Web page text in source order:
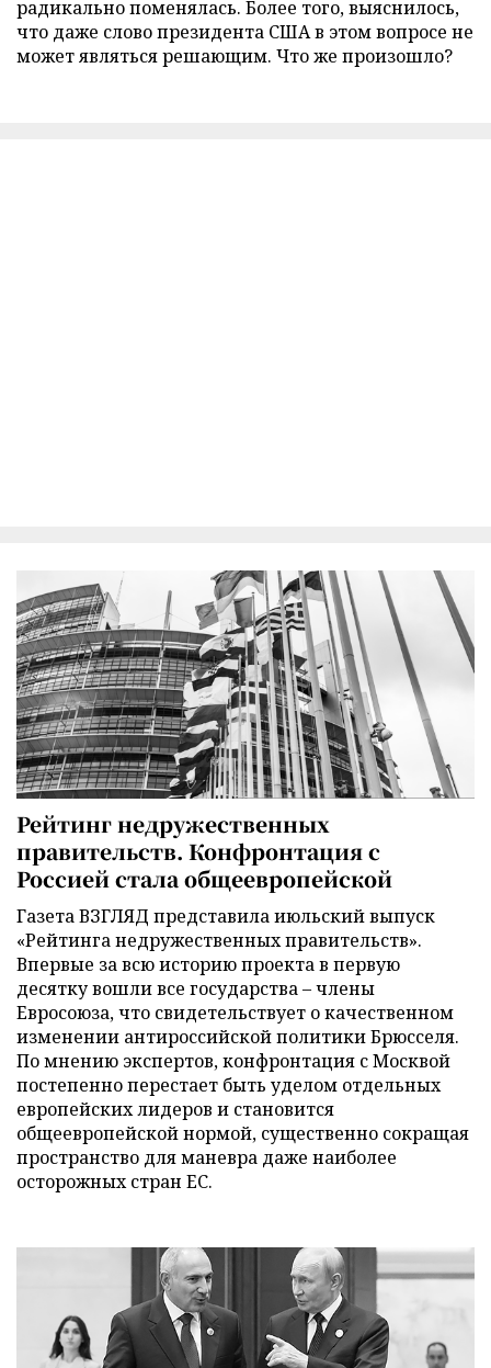
радикально поменялась. Более того, выяснилось,
что даже слово президента США в этом вопросе не
может являться решающим. Что же произошло?
Рейтинг недружественных
правительств. Конфронтация с
Россией стала общеевропейской
Газета ВЗГЛЯД представила июльский выпуск
«Рейтинга недружественных правительств».
Впервые за всю историю проекта в первую
десятку вошли все государства – члены
Евросоюза, что свидетельствует о качественном
изменении антироссийской политики Брюсселя.
По мнению экспертов, конфронтация с Москвой
постепенно перестает быть уделом отдельных
европейских лидеров и становится
общеевропейской нормой, существенно сокращая
пространство для маневра даже наиболее
осторожных стран ЕС.